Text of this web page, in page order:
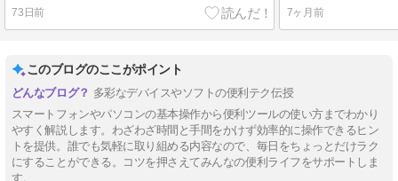
73日前 7ヶ月前
このブログのここがポイント
多彩なデバイスやソフトの便利テク伝授
スマートフォンやパソコンの基本操作から便利ツールの使い方までわかり
やすく解説します。わざわざ時間と手間をかけず効率的に操作できるヒン
トを提供。誰でも気軽に取り組める内容なので、毎日をちょっとだけラク
にすることができる。コツを押さえてみんなの便利ライフをサポートしま
す。